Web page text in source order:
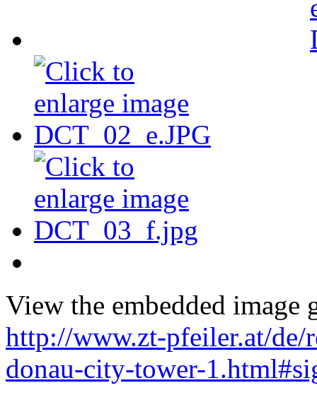
View the embedded image
http://www.zt-pfeiler.at/de/
donau-city-tower-